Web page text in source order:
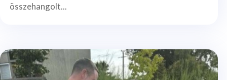
összehangolt...